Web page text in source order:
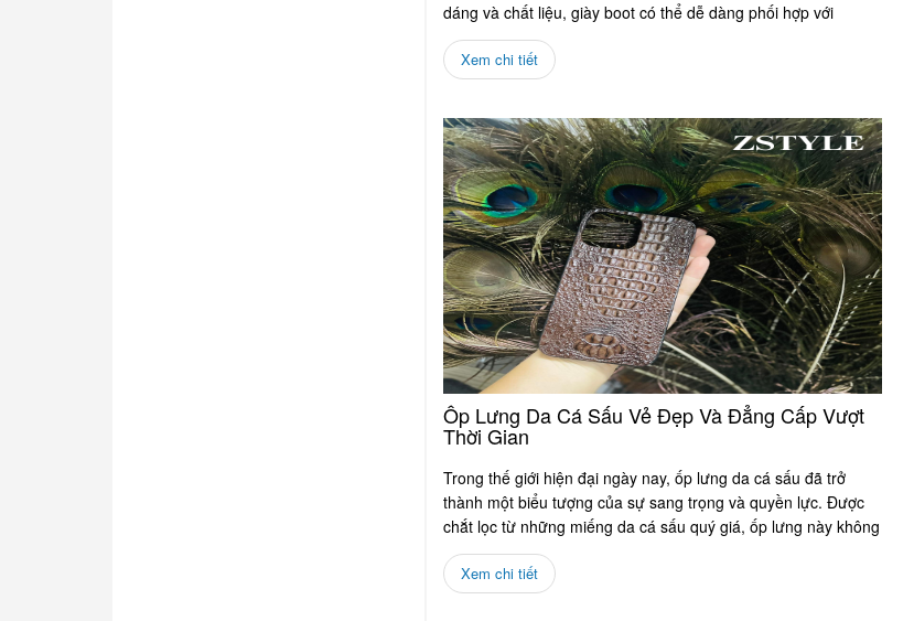
dáng và chất liệu, giày boot có thể dễ dàng phối hợp với
nhiều...
Xem chi tiết
Ốp Lưng Da Cá Sấu Vẻ Đẹp Và Đẳng Cấp Vượt
Thời Gian
Trong thế giới hiện đại ngày nay, ốp lưng da cá sấu đã trở
thành một biểu tượng của sự sang trọng và quyền lực. Được
chắt lọc từ những miếng da cá sấu quý giá, ốp lưng này không
chỉ tôn...
Xem chi tiết